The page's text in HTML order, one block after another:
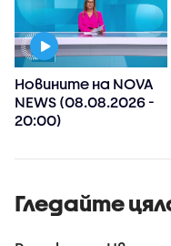
Новините на NOVA
NEWS (08.08.2026 -
20:00)
Гледайте